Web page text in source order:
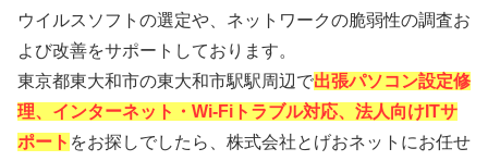
ウイルスソフトの選定や、ネットワークの脆弱性の調査お
よび改善をサポートしております。
東京都東大和市の東大和市駅駅周辺で出張パソコン設定修
理、インターネット・Wi-Fiトラブル対応、法人向けITサ
ポート をお探しでしたら、株式会社とげおネットにお任せ